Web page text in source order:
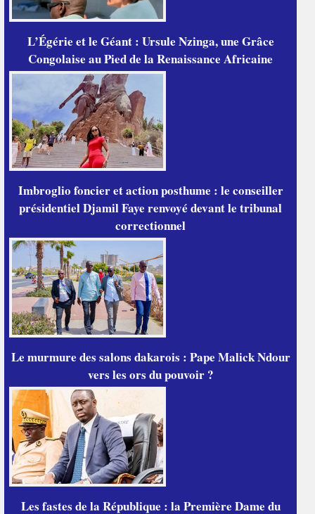
L’Égérie et le Géant : Ursule Nzinga, une Grâce
Congolaise au Pied de la Renaissance Africaine
Imbroglio foncier et action posthume : le conseiller
présidentiel Djamil Faye renvoyé devant le tribunal
correctionnel
Le murmure des salons dakarois : Pape Malick Ndour
vers les ors du pouvoir ?
Les fastes de la République : la Première Dame du